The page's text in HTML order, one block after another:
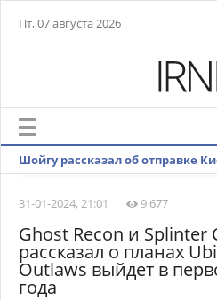
Пт, 07 августа 2026
Шойгу рассказал об отправке
31-01-2024, 21:01
9 677
Ghost Recon и Splinter
рассказал о планах
Outlaws выйдет в
года